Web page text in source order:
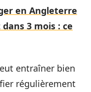
en Angleterre
3 mois : ce
entraîner bien
régulièrement